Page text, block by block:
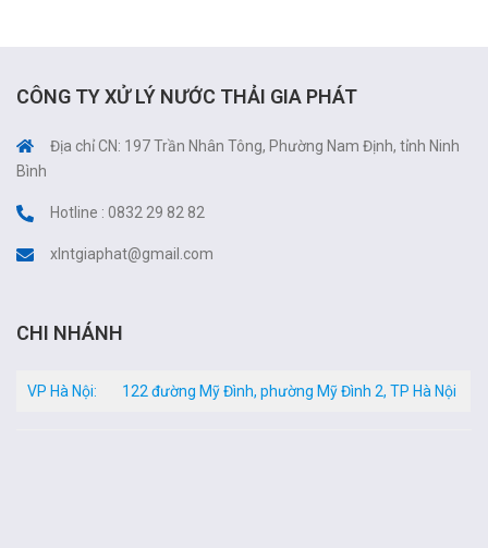
CÔNG TY XỬ LÝ NƯỚC THẢI GIA PHÁT
Địa chỉ CN: 197 Trần Nhân Tông, Phường Nam Định, tỉnh Ninh
Bình
Hotline : 0832 29 82 82
xlntgiaphat@gmail.com
CHI NHÁNH
VP Hà Nội: 122 đường Mỹ Đình, phường Mỹ Đình 2, TP Hà Nội